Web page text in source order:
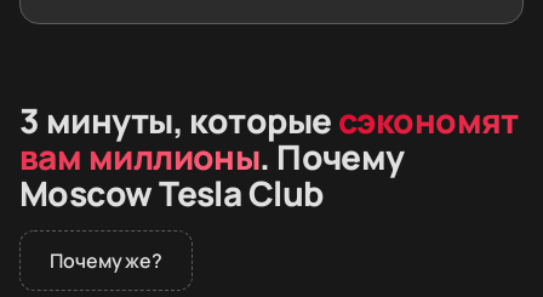
3 минуты, которыесэкономят
вам миллионы. Почему
Moscow Tesla Club
Почему же?